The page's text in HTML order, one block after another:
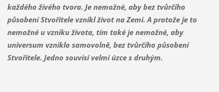
každého živého tvora. Je nemožné, aby bez tvůrčího
působení Stvořitele vznikl život na Zemi. A protože je to
nemožné u vzniku života, tím také je nemožné, aby
universum vzniklo samovolně, bez tvůrčího působení
Stvořitele. Jedno souvisí velmi úzce s druhým.